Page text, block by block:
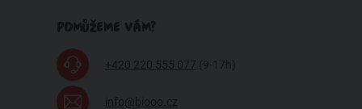
POMŮŽEME VÁM?
+420 220 555 077 (9-17h)
info@biooo.cz